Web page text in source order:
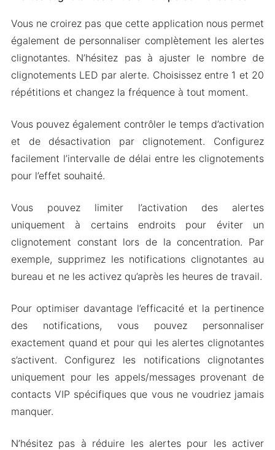
Vous ne croirez pas que cette application nous permet
également de personnaliser complètement les alertes
clignotantes. N’hésitez pas à ajuster le nombre de
clignotements LED par alerte. Choisissez entre 1 et 20
répétitions et changez la fréquence à tout moment.
Vous pouvez également contrôler le temps d’activation
et de désactivation par clignotement. Configurez
facilement l’intervalle de délai entre les clignotements
pour l’effet souhaité.
Vous pouvez limiter l’activation des alertes
uniquement à certains endroits pour éviter un
clignotement constant lors de la concentration. Par
exemple, supprimez les notifications clignotantes au
bureau et ne les activez qu’après les heures de travail.
Pour optimiser davantage l’efficacité et la pertinence
des notifications, vous pouvez personnaliser
exactement quand et pour qui les alertes clignotantes
s’activent. Configurez les notifications clignotantes
uniquement pour les appels/messages provenant de
contacts VIP spécifiques que vous ne voudriez jamais
manquer.
N’hésitez pas à réduire les alertes pour les activer